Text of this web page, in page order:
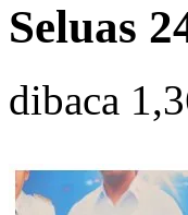
Seluas
dibaca